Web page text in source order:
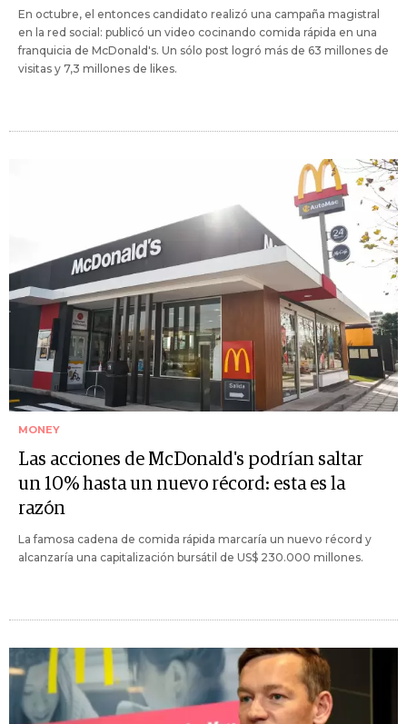
En octubre, el entonces candidato realizó una campaña magistral
en la red social: publicó un video cocinando comida rápida en una
franquicia de McDonald's. Un sólo post logró más de 63 millones de
visitas y 7,3 millones de likes.
MONEY
Las acciones de McDonald's podrían saltar
un 10% hasta un nuevo récord: esta es la
razón
La famosa cadena de comida rápida marcaría un nuevo récord y
alcanzaría una capitalización bursátil de US$ 230.000 millones.